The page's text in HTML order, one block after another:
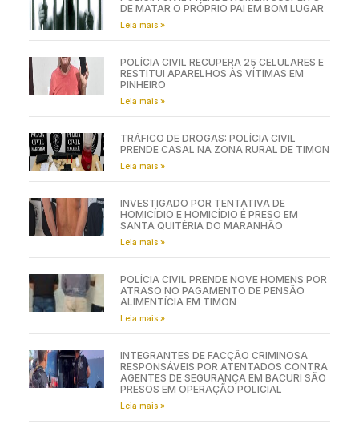
DE MATAR O PRÓPRIO PAI EM BOM LUGAR
Leia mais »
POLÍCIA CIVIL RECUPERA 25 CELULARES E
RESTITUI APARELHOS ÀS VÍTIMAS EM
PINHEIRO
Leia mais »
TRÁFICO DE DROGAS: POLÍCIA CIVIL
PRENDE CASAL NA ZONA RURAL DE TIMON
Leia mais »
INVESTIGADO POR TENTATIVA DE
HOMICÍDIO E HOMICÍDIO É PRESO EM
SANTA QUITÉRIA DO MARANHÃO
Leia mais »
POLÍCIA CIVIL PRENDE NOVE HOMENS POR
ATRASO NO PAGAMENTO DE PENSÃO
ALIMENTÍCIA EM TIMON
Leia mais »
INTEGRANTES DE FACÇÃO CRIMINOSA
RESPONSÁVEIS POR ATENTADOS CONTRA
AGENTES DE SEGURANÇA EM BACURI SÃO
PRESOS EM OPERAÇÃO POLICIAL
Leia mais »